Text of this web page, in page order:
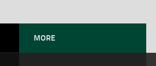
MORE